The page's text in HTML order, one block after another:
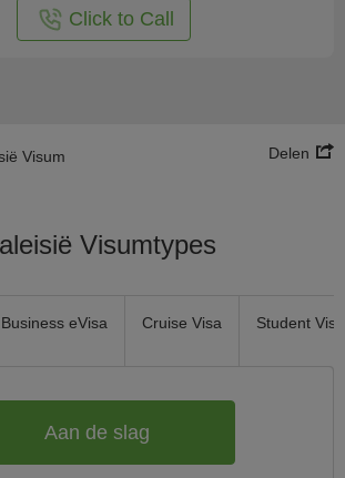
Click to Call
Visum Delen
Visumtypes
Business eVisa Cruise Visa Student Visa
Aan de slag